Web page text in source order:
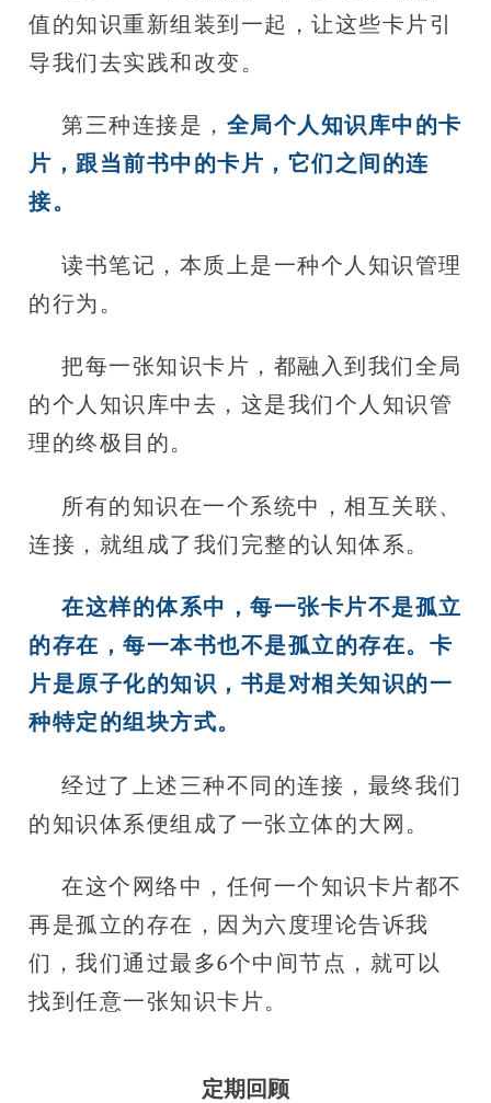
值的知识重新组装到一起，让这些卡片引
导我们去实践和改变。
第三种连接是， 全局个人知识库中的卡
片，跟当前书中的卡片，它们之间的连
接。
读书笔记，本质上是一种个人知识管理
的行为。
把每一张知识卡片，都融入到我们全局
的个人知识库中去，这是我们个人知识管
理的终极目的。
所有的知识在一个系统中，相互关联、
连接，就组成了我们完整的认知体系。
在这样的体系中，每一张卡片不是孤立
的存在，每一本书也不是孤立的存在。卡
片是原子化的知识，书是对相关知识的一
种特定的组块方式。
经过了上述三种不同的连接，最终我们
的知识体系便组成了一张立体的大网。
在这个网络中，任何一个知识卡片都不
再是孤立的存在，因为六度理论告诉我
们，我们通过最多6个中间节点，就可以
找到任意一张知识卡片。
定期回顾